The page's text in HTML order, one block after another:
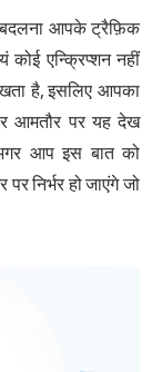
बदलना आपके ट्रैफ़िक
कोई एन्क्रिप्शन नहीं
है, इसलिए आपका
आमतौर पर यह देख
आप इस बात को
निर्भर हो जाएंगे जो